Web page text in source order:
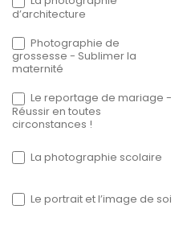
d’architecture
Photographie de
grossesse - Sublimer la
maternité
Le reportage de mariage -
Réussir en toutes
circonstances !
La photographie scolaire
Le portrait et l’image de soi